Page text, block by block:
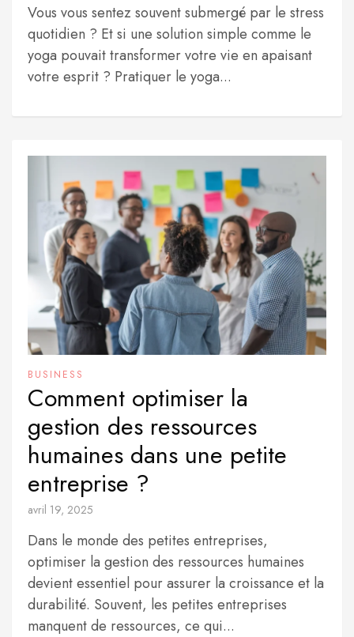
Vous vous sentez souvent submergé par le stress
quotidien ? Et si une solution simple comme le
yoga pouvait transformer votre vie en apaisant
votre esprit ? Pratiquer le yoga...
BUSINESS
Comment optimiser la
gestion des ressources
humaines dans une petite
entreprise ?
avril 19, 2025
Dans le monde des petites entreprises,
optimiser la gestion des ressources humaines
devient essentiel pour assurer la croissance et la
durabilité. Souvent, les petites entreprises
manquent de ressources, ce qui...